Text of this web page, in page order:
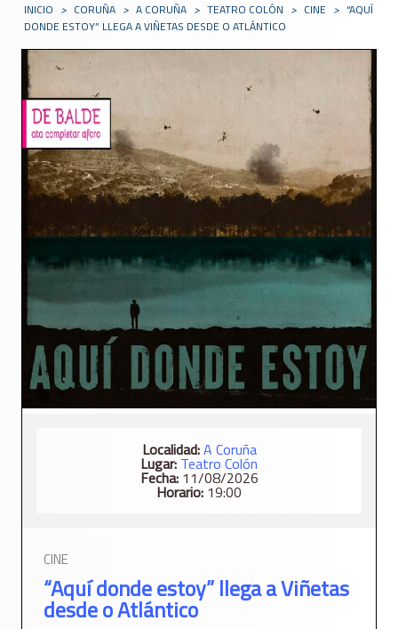
INICIO > CORUÑA > A CORUÑA > TEATRO COLÓN > CINE > “AQUÍ
DONDE ESTOY” LLEGA A VIÑETAS DESDE O ATLÁNTICO
Localidad:A Coruña
Lugar: Teatro Colón
Fecha:11/08/2026
Horario: 19:00
CINE
“Aquí donde estoy” llega a Viñetas
desde o Atlántico